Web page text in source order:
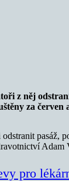
z něj
za červen
pasáž,
Adam
pro